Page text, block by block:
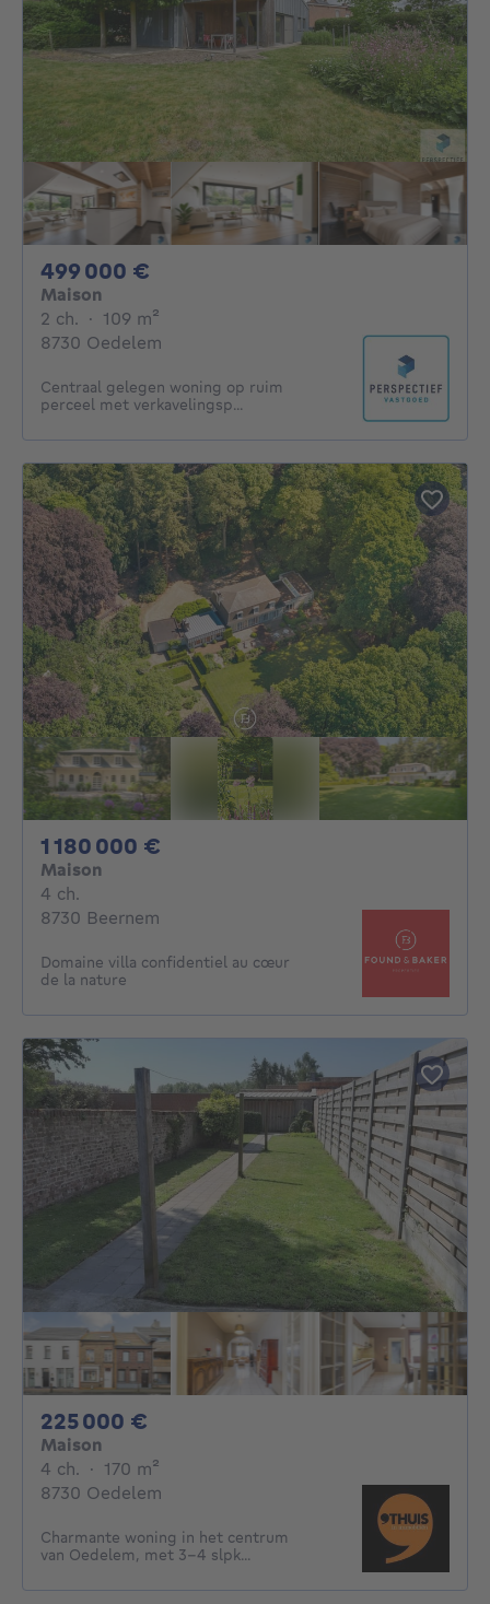
499 000 €
Maison
2 ch. 2 chambres
· 109 m²
8730 Oedelem
Centraal gelegen woning op ruim
perceel met verkavelingsp...
1 180 000 €
Maison
4 ch.
8730 Beernem
Domaine villa confidentiel au cœur
de la nature
225 000 €
Maison
4 ch. 4 chambres
· 170 m²
8730 Oedelem
Charmante woning in het centrum
van Oedelem, met 3-4 slpk...